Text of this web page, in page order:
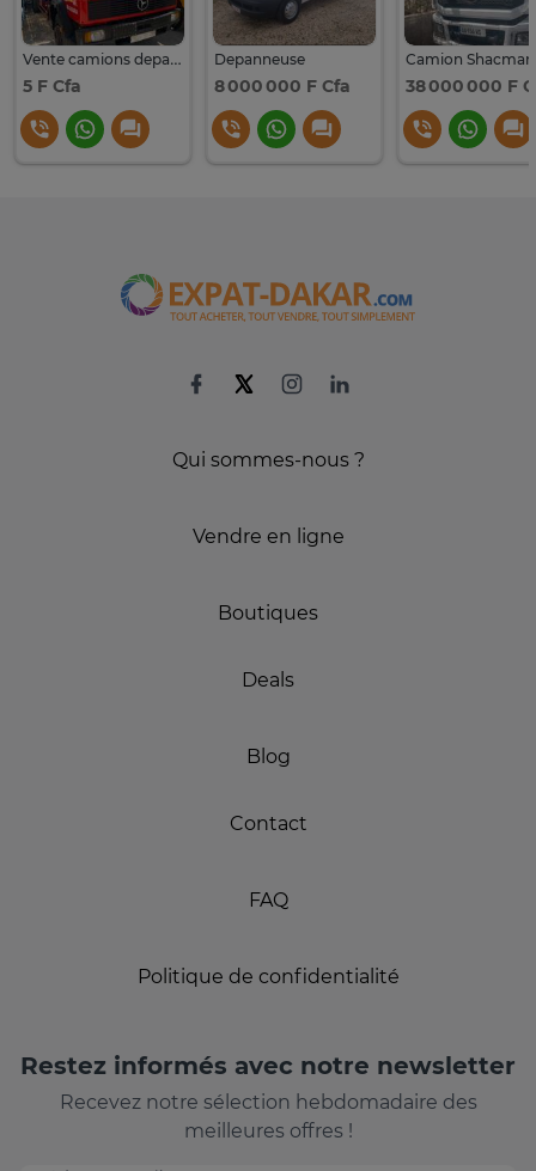
Vente camions depanneuse
5 F Cfa
Depanneuse
8 000 000 F Cfa
Camion Shacman
38 000 000 F
Qui sommes-nous ?
Vendre en ligne
Boutiques
Deals
Blog
Contact
FAQ
Politique de confidentialité
Restez informés avec notre newsletter
Recevez notre sélection hebdomadaire des
meilleures offres !